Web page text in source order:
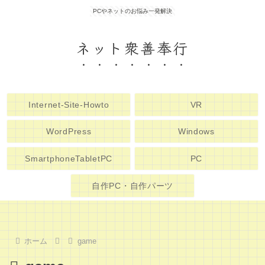
PCやネットのお悩み一発解決
ネット衆善奉行
Internet-Site-Howto VR
WordPress Windows
SmartphoneTabletPC PC
自作PC・自作パーツ
ホーム game